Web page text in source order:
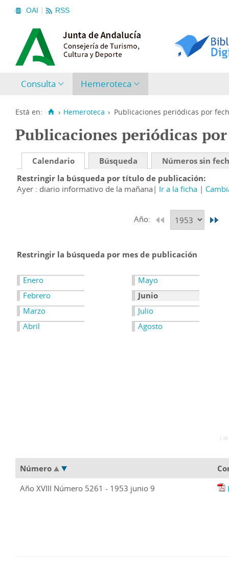
OAI RSS
Consulta Hemeroteca
Está en: › Hemeroteca › Publicaciones periódicas por
Publicaciones periódicas
Calendario Búsqueda
Números sin
Restringir la búsqueda por título de publicación
Ayer : diario informativo de la mañana
Ir a la ficha
Año:
Restringir la búsqueda por mes de publicación
Enero
Febrero
Marzo
Abril
Mayo
Junio
Julio
Agosto
Número
Año XVIII Número 5261 - 1953 junio 9